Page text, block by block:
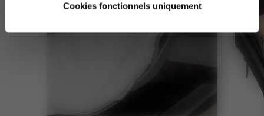
Cookies fonctionnels uniquement